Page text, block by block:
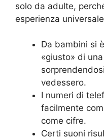
solo da adulte,
esperienza
Da bambini si
«giusto» di
vedessero.
I numeri di
facilmente
come cifre.
Certi suoni